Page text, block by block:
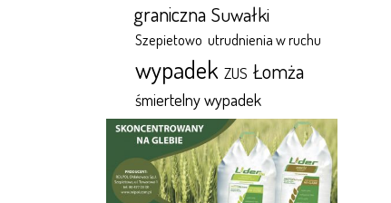
graniczna Suwałki
Szepietowo utrudnienia w ruchu
wypadek ZUS Łomża
śmiertelny wypadek